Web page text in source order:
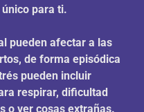
para ti.
pueden afectar a las
de forma episódica
pueden incluir
respirar, dificultad
o ver cosas extrañas.